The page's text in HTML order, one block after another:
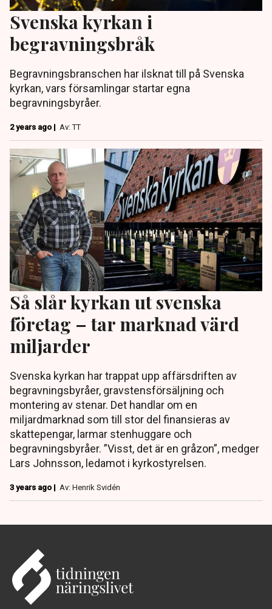
Svenska kyrkan i
begravningsbråk
Begravningsbranschen har ilsknat till på Svenska
kyrkan, vars församlingar startar egna
begravningsbyråer.
2 years ago | Av: TT
Så slår kyrkan ut svenska
företag – tar marknad värd
miljarder
Svenska kyrkan har trappat upp affärsdriften av
begravningsbyråer, gravstensförsäljning och
montering av stenar. Det handlar om en
miljardmarknad som till stor del finansieras av
skattepengar, larmar stenhuggare och
begravningsbyråer. ”Visst, det är en gråzon”, medger
Lars Johnsson, ledamot i kyrkostyrelsen.
3 years ago | Av: Henrik Svidén